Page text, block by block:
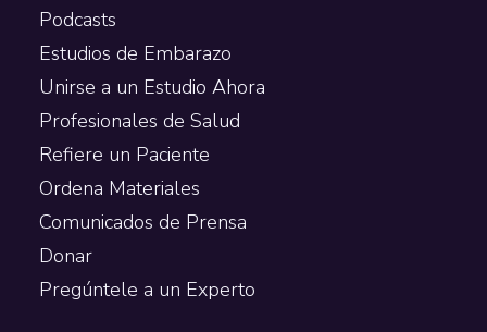
Podcasts
Estudios de Embarazo
Unirse a un Estudio Ahora
Profesionales de Salud
Refiere un Paciente
Ordena Materiales
Comunicados de Prensa
Donar
Pregúntele a un Experto